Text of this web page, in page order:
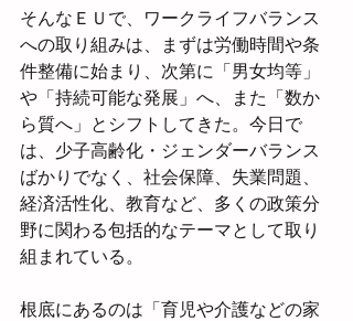
そんなＥＵで、ワークライフバランス
への取り組みは、まずは労働時間や条
件整備に始まり、次第に「男女均等」
や「持続可能な発展」へ、また「数か
ら質へ」とシフトしてきた。今日で
は、少子高齢化・ジェンダーバランス
ばかりでなく、社会保障、失業問題、
経済活性化、教育など、多くの政策分
野に関わる包括的なテーマとして取り
組まれている。
根底にあるのは「育児や介護などの家